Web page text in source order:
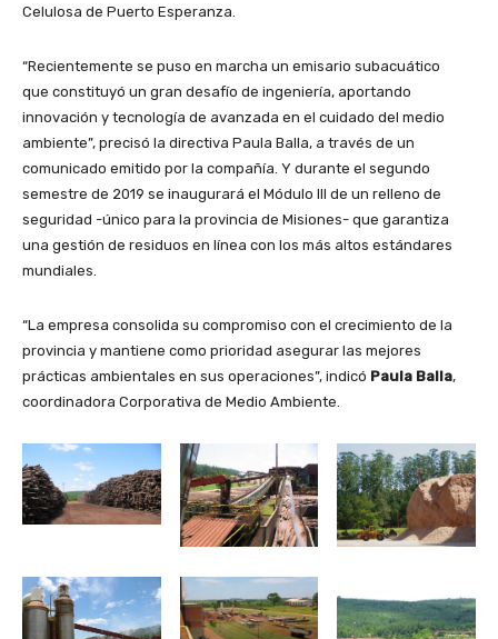
Celulosa de Puerto Esperanza.
“Recientemente se puso en marcha un emisario subacuático
que constituyó un gran desafío de ingeniería, aportando
innovación y tecnología de avanzada en el cuidado del medio
ambiente”, precisó la directiva Paula Balla, a través de un
comunicado emitido por la compañía. Y durante el segundo
semestre de 2019 se inaugurará el Módulo III de un relleno de
seguridad -único para la provincia de Misiones- que garantiza
una gestión de residuos en línea con los más altos estándares
mundiales.
“La empresa consolida su compromiso con el crecimiento de la
provincia y mantiene como prioridad asegurar las mejores
prácticas ambientales en sus operaciones”, indicó Paula Balla,
coordinadora Corporativa de Medio Ambiente.